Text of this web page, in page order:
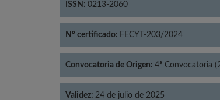
ISSN: 0213-2060
Nº certificado: FECYT-203/2024
Convocatoria de Origen: 4ª Convocatoria
Validez: 24 de julio de 2025